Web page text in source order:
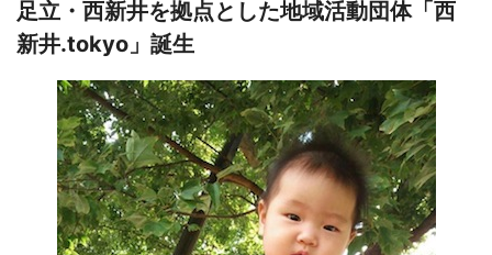
足立・西新井を拠点とした地域活動団体「西
新井.tokyo」誕生